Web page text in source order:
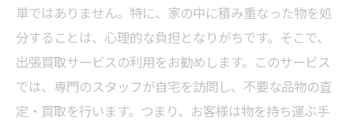
単ではありません。特に、家の中に積み重なった物を処
分することは、心理的な負担となりがちです。そこで、
出張買取サービスの利用をお勧めします。このサービス
では、専門のスタッフが自宅を訪問し、不要な品物の査
定・買取を行います。つまり、お客様は物を持ち運ぶ手